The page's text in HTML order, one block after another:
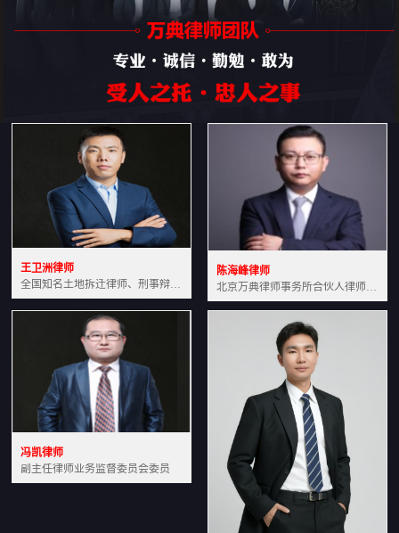
王卫洲律师
全国知名土地拆迁律师、刑事辩护律师北京万典律师事务所主任中国法学会会员北京市行政法研究会理事
陈海峰律师
北京万典律师事务所合伙人律师土地房产专业资深律师
冯凯律师
副主任律师业务监督委员会委员